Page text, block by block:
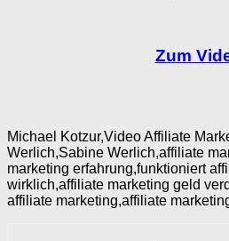
Zum
Michael Kotzur,Video Affiliate
Werlich,Sabine Werlich,affiliate
marketing erfahrung,funktioniert
wirklich,affiliate marketing geld
affiliate marketing,affiliate